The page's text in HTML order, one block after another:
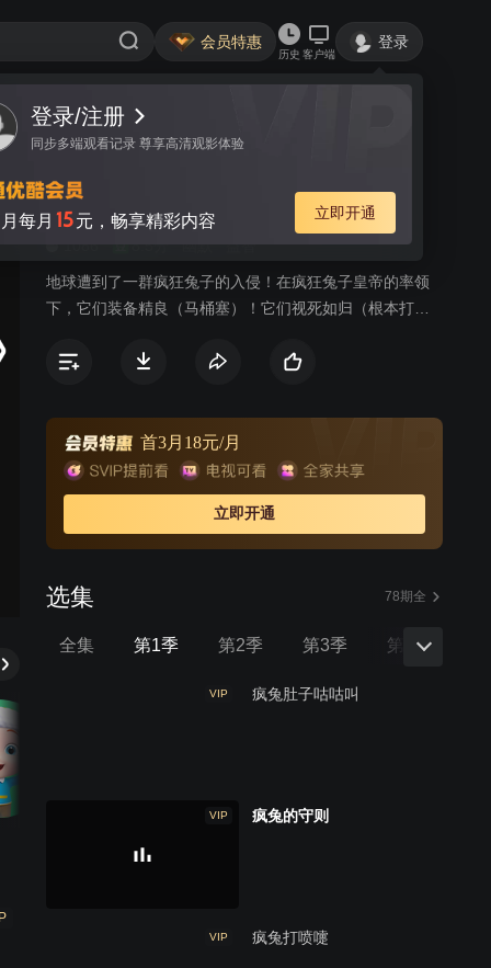
会员特惠
历史 客户端
登录
登录/注册
同步多端观看记录 尊享高清观影体验
月每月 15元，畅享精彩内容 立即开通
视频 讨论
疯狂的兔子 第一季
幽默 益智
地球遭到了一群疯狂兔子的入侵！在疯狂兔子皇帝的率领
下，它们装备精良（马桶塞）！它们视死如归（根本打不
灭人类决不罢休！
首3月18元/月
立即开通
选集 78期全
全集 第1季 第2季 第3季 第4季
VIP 疯兔肚子咕咕叫
VIP 疯兔的守则
VIP 疯兔打喷嚏